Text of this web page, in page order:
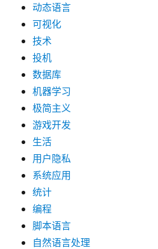
动态语言
可视化
技术
投机
数据库
机器学习
极简主义
游戏开发
生活
用户隐私
系统应用
统计
编程
脚本语言
自然语言处理